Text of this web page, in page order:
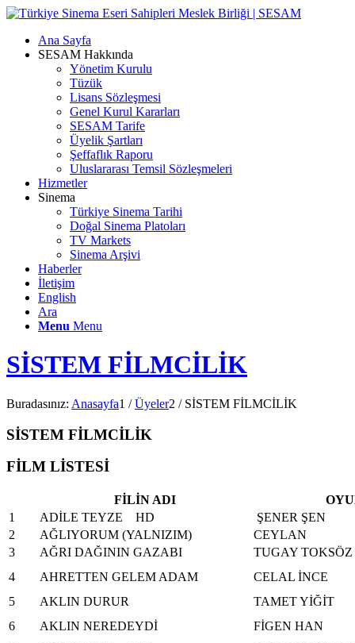
Ana Sayfa
SESAM Hakkında
Yönetim Kurulu
Tüzük
Lisans Sözleşmesi
Genel Kurul Kararları
SESAM Tarife
Üyelik Şartları
Şeffaflık Raporu
Uluslararası Temsil Sözleşmeleri
Hizmetler
Sinema
Türkiye Sinema Tarihi
Doğal Sinema Platoları
TV Markets
Sinema Arşivi
Haberler
İletişim
English
Ara
Menu Menu
SİSTEM FİLMCİLİK
Buradasınız: Anasayfa1 / Üyeler2 / SİSTEM FİLMCİLİK
SİSTEM FİLMCİLİK
FİLM LİSTESİ
FİLİN ADI
1
ADİLE TEYZE HD
ŞENER ŞEN
2
AĞLIYORUM (YALNIZIM)
CEYLAN
3
AĞRI DAĞININ GAZABI
TUGAY TOKSÖZ
4
AHRETTEN GELEM ADAM
CELAL İNCE
5
AKLIN DURUR
TAMET YİĞİT
6
AKLIN NEREDEYDİ
FİGEN HAN